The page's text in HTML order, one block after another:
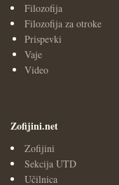
Filozofija
Filozofija za otroke
Prispevki
Vaje
Video
Zofijini.net
Zofijini
Sekcija UTD
Učilnica